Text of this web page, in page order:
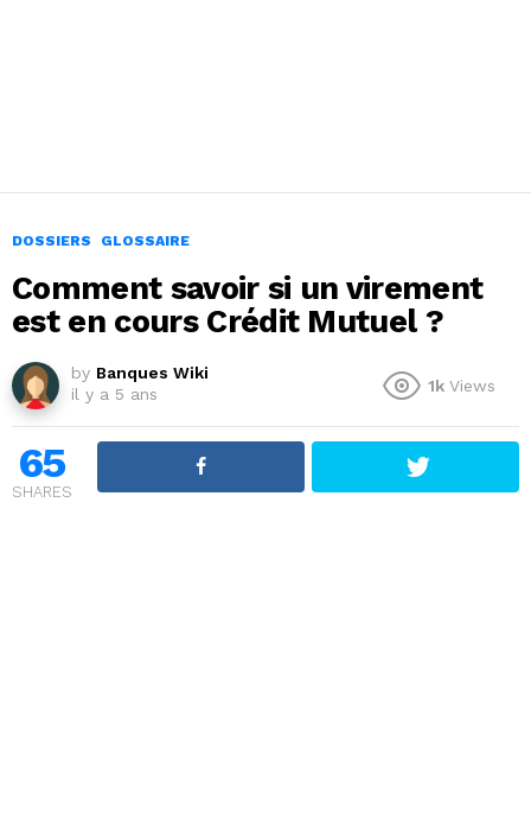
DOSSIERS GLOSSAIRE
Comment savoir si un virement
est en cours Crédit Mutuel ?
by Banques Wiki
il y a 5 ans
1k Views
65
SHARES